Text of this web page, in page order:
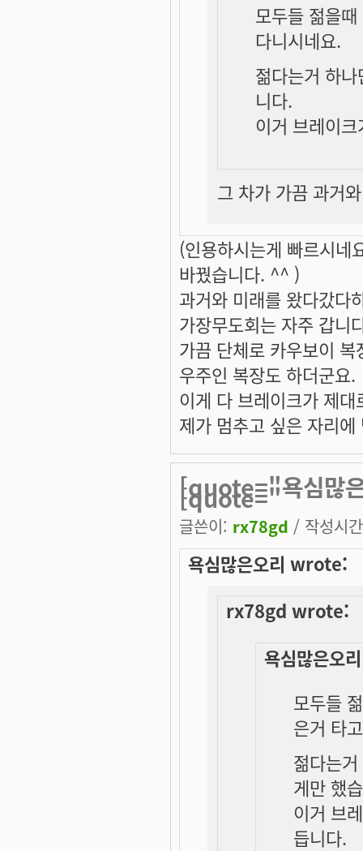
모두들 젊을
다니시네요.
젊다는거 하
니다.
이거 브레이
그 차가 가끔 과거
(인용하시는게 빠르시네
바꿨습니다. ^^ )
과거와 미래를 왔다갔다
가장무도회는 자주 갑니
가끔 단체로 카우보이 복
우주인 복장도 하더군요.
이게 다 브레이크가 제
제가 멈추고 싶은 자리
[quote="욕심
[quote="
글쓴이: rx78gd / 작성시
욕심많은오리 wrote:
rx78gd wrote:
욕심많은오
모두들
은거 타
젊다는
게만 했
이거 브
듭니다.